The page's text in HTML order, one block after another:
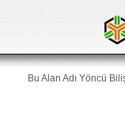
Bu Alan Adı Yöncü